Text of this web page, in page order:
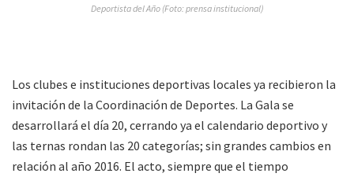
Deportista del Año (Foto: prensa institucional)
Los clubes e instituciones deportivas locales ya recibieron la
invitación de la Coordinación de Deportes. La Gala se
desarrollará el día 20, cerrando ya el calendario deportivo y
las ternas rondan las 20 categorías; sin grandes cambios en
relación al año 2016. El acto, siempre que el tiempo